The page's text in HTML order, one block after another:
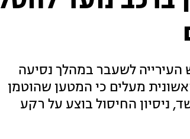
העירייה לשעבר במהלך נסיעה
מעלים כי המטען שהוטמן
ניסיון החיסול בוצע על רקע